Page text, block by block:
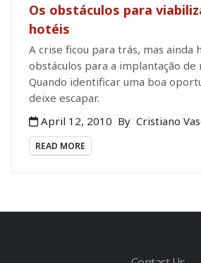
Os obstáculos para
hotéis
A crise ficou para trás, mas ainda
obstáculos para a implantação de
Quando identificar uma boa
deixe escapar.
April 12, 2010 By Cristiano
READ MORE